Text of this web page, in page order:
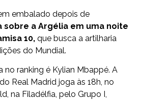
embalado depois de
sobre a Argélia em uma noite
10, que busca a artilharia
do Mundial.
ranking é Kylian Mbappé. A
Real Madrid joga às 18h, no
na Filadélfia, pelo Grupo I,